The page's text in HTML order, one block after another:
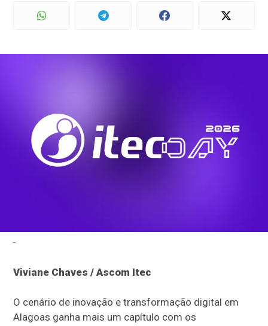
-
Viviane Chaves / Ascom Itec
O cenário de inovação e transformação digital em
Alagoas ganha mais um capítulo com os